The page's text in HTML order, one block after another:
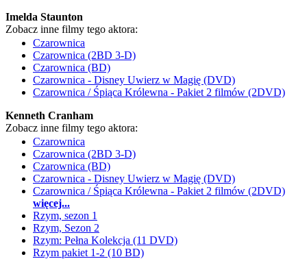
Imelda Staunton
Zobacz inne filmy tego aktora:
Czarownica
Czarownica (2BD 3-D)
Czarownica (BD)
Czarownica - Disney Uwierz w Magię (DVD)
Czarownica / Śpiąca Królewna - Pakiet 2 filmów (2DVD)
Kenneth Cranham
Zobacz inne filmy tego aktora:
Czarownica
Czarownica (2BD 3-D)
Czarownica (BD)
Czarownica - Disney Uwierz w Magię (DVD)
Czarownica / Śpiąca Królewna - Pakiet 2 filmów (2DVD)
więcej...
Rzym, sezon 1
Rzym, Sezon 2
Rzym: Pełna Kolekcja (11 DVD)
Rzym pakiet 1-2 (10 BD)